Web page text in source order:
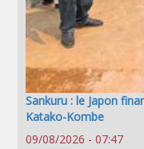
Sankuru : le Japon
Katako-Kombe
09/08/2026 - 07:47